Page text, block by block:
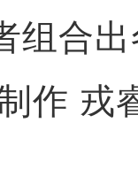
组合
作 戎